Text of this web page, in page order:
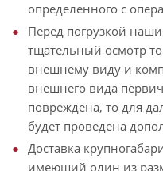
определенного с
Перед погрузкой
тщательный осмотр
внешнему виду и
внешнего вида
повреждена, то для
будет проведена
Доставка
имеющий один из